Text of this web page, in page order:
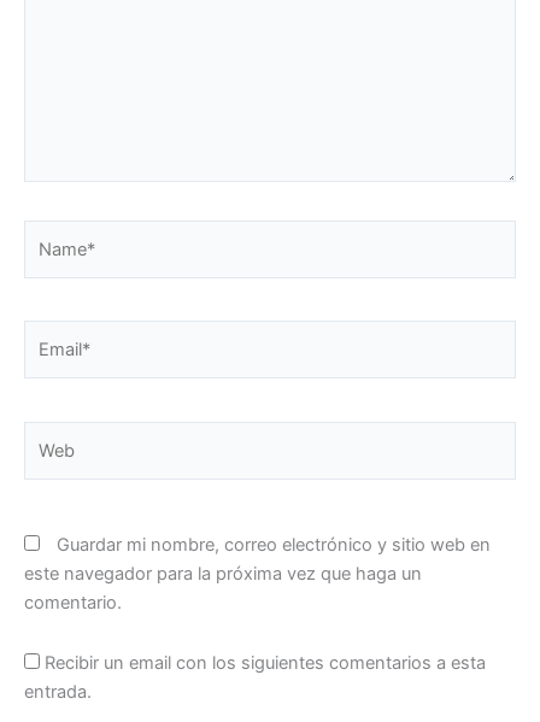
Guardar mi nombre, correo electrónico y sitio web en
este navegador para la próxima vez que haga un
comentario.
Recibir un email con los siguientes comentarios a esta
entrada.